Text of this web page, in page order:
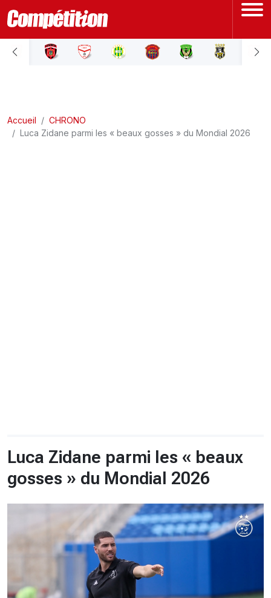
ACCUEIL
LIGUE 2
Accueil
CHRONO
Luca Zidane parmi les « beaux gosses » du Mondial 2026
Luca Zidane parmi les « beaux
gosses » du Mondial 2026